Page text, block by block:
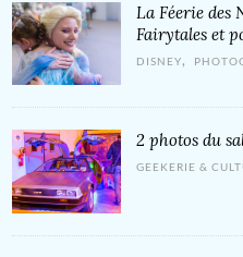
La Féerie des
Fairytales et
DISNEY,
2 photos du
GEEKERIE &